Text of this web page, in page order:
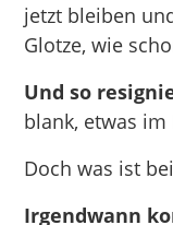
jetzt bleiben
Glotze, wie
Und so
blank, etwas im
Doch was ist
Irgendwann